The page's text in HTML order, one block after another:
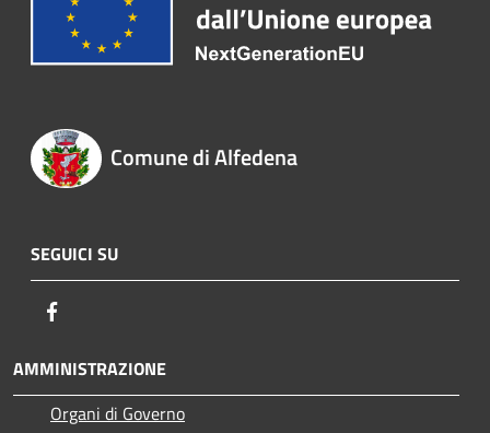
Comune di Alfedena
SEGUICI SU
AMMINISTRAZIONE
Organi di Governo